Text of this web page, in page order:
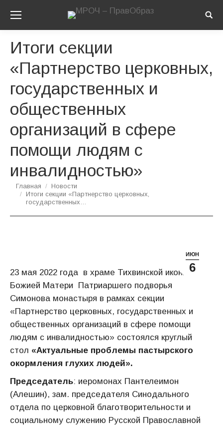
Итоги секции
«Партнерство церковных,
государственных и
общественных
организаций в сфере
помощи людям с
инвалидностью»
Вы здесь:
Главная
Новости
Итоги секции «Партнерство церковных,
государственных…
ИЮН
6
23 мая 2022 года в храме Тихвинской иконы
Божией Матери Патриаршего подворья
Симонова монастыря в рамках секции
«Партнерство церковных, государственных и
общественных организаций в сфере помощи
людям с инвалидностью» состоялся круглый
стол «Актуальные проблемы пастырского
окормления глухих людей».
Председатель: иеромонах Пантелеимон
(Алешин), зам. председателя Синодального
отдела по церковной благотворительности и
социальному служению Русской Православной